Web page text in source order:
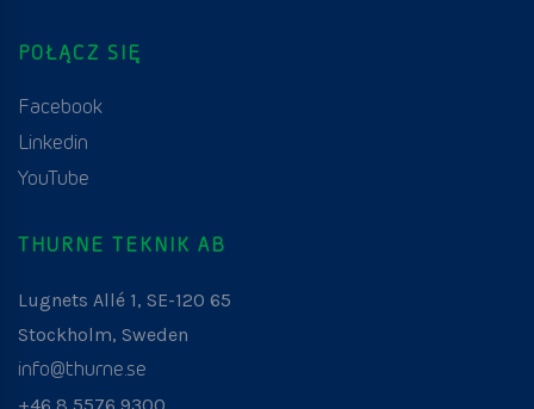
POŁĄCZ SIĘ
Facebook
Linkedin
YouTube
THURNE TEKNIK AB
Lugnets Allé 1, SE-120 65
Stockholm, Sweden
info@thurne.se
+46 8 5576 9300